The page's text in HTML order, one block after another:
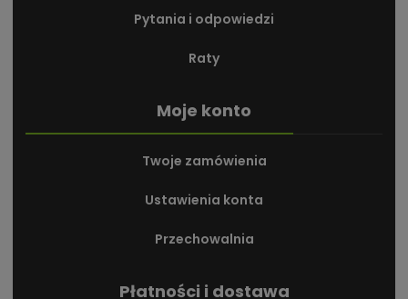
Pytania i odpowiedzi
Raty
Moje konto
Twoje zamówienia
Ustawienia konta
Przechowalnia
Płatności i dostawa